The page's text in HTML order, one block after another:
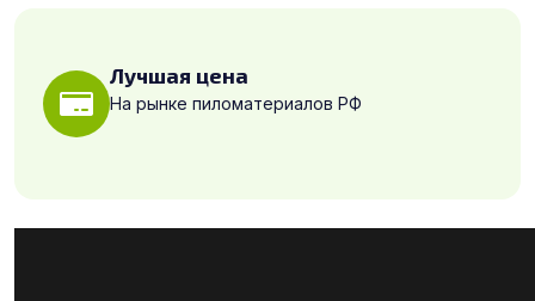
Лучшая цена
На рынке пиломатериалов РФ